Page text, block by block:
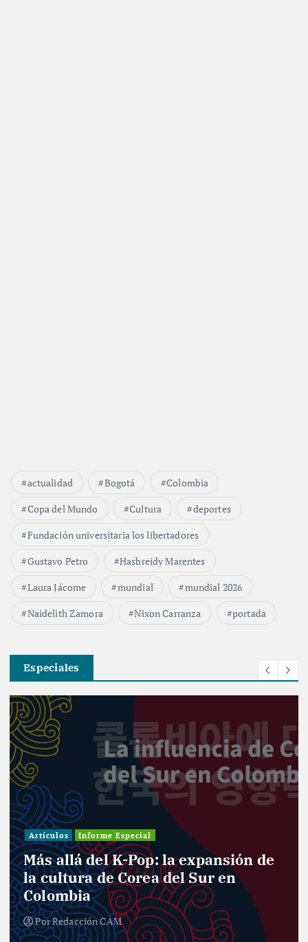
actualidad Bogotá
Colombia
Copa del Mundo
Cultura
deportes
Fundación universitaria los libertadores
Gustavo Petro
Hasbreidy Marentes
Laura Jácome
mundial
mundial 2026
Naidelith Zamora
Nixon Carranza portada
Especiales
Artículos Informe Especial
Más allá del K-Pop: la expansión de
la cultura de Corea del Sur en
Colombia
PorRedacción CAM